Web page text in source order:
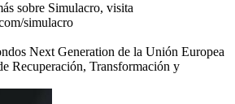
sobre Simulacro, visita
simulacro
Next Generation de la Unión Europea
Recuperación, Transformación y